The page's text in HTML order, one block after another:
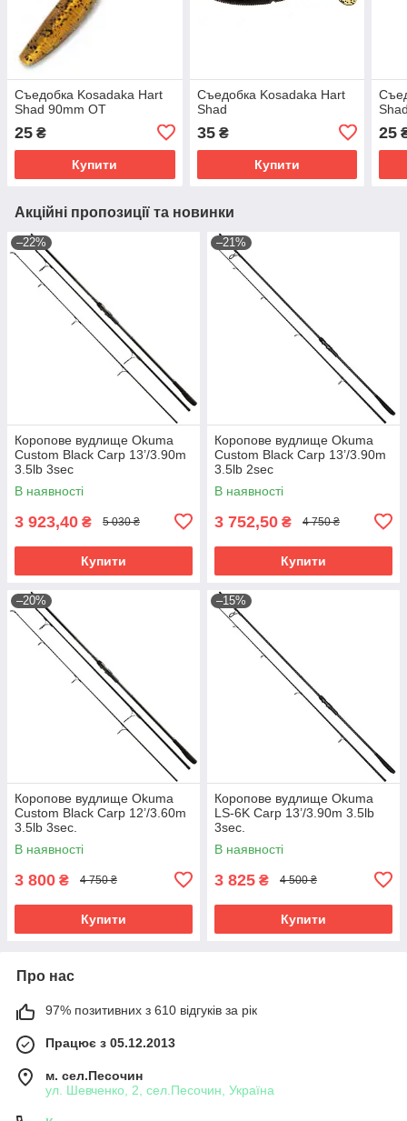
Съедобка Kosadaka Hart
Shad 90mm OT
25 ₴
Купити
Съедобка Kosadaka Hart
Shad
35₴
Купити
25
Акційні пропозиції та новинки
–22%
Коропове вудлище Okuma
Custom Black Carp 13’/3.90m
3.5lb 3sec
В наявності
3 923,40 ₴ 5 030 ₴
Купити
–21%
Коропове вудлище Okuma
Custom Black Carp 13’/3.90m
3.5lb 2sec
В наявності
3 752,50 ₴ 4 750 ₴
Купити
–20%
Коропове вудлище Okuma
Custom Black Carp 12’/3.60m
3.5lb 3sec.
В наявності
3 800 ₴ 4 750 ₴
Купити
–15%
Коропове вудлище Okuma
LS-6K Carp 13’/3.90m 3.5lb
3sec.
В наявності
3 825 ₴ 4 500 ₴
Купити
Про нас
97% позитивних з 610 відгуків за рік
Працює з 05.12.2013
м. сел.Песочин
ул. Шевченко, 2, сел.Песочин, Україна